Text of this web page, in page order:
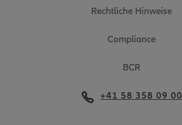
Rechtliche Hinweise
Compliance
BCR
+41 58 358 09 00